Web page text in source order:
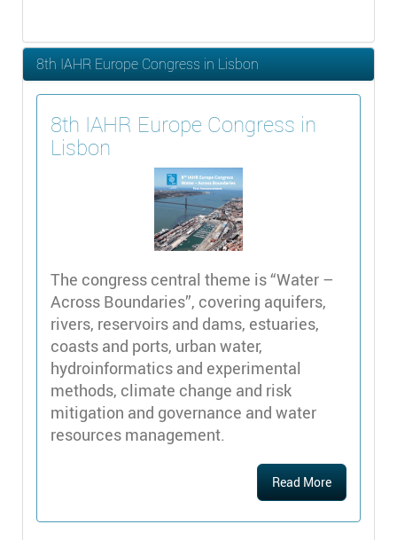
8th IAHR Europe Congress in Lisbon
8th IAHR Europe Congress in
Lisbon
The congress central theme is “Water –
Across Boundaries”, covering aquifers,
rivers, reservoirs and dams, estuaries,
coasts and ports, urban water,
hydroinformatics and experimental
methods, climate change and risk
mitigation and governance and water
resources management.
Read More